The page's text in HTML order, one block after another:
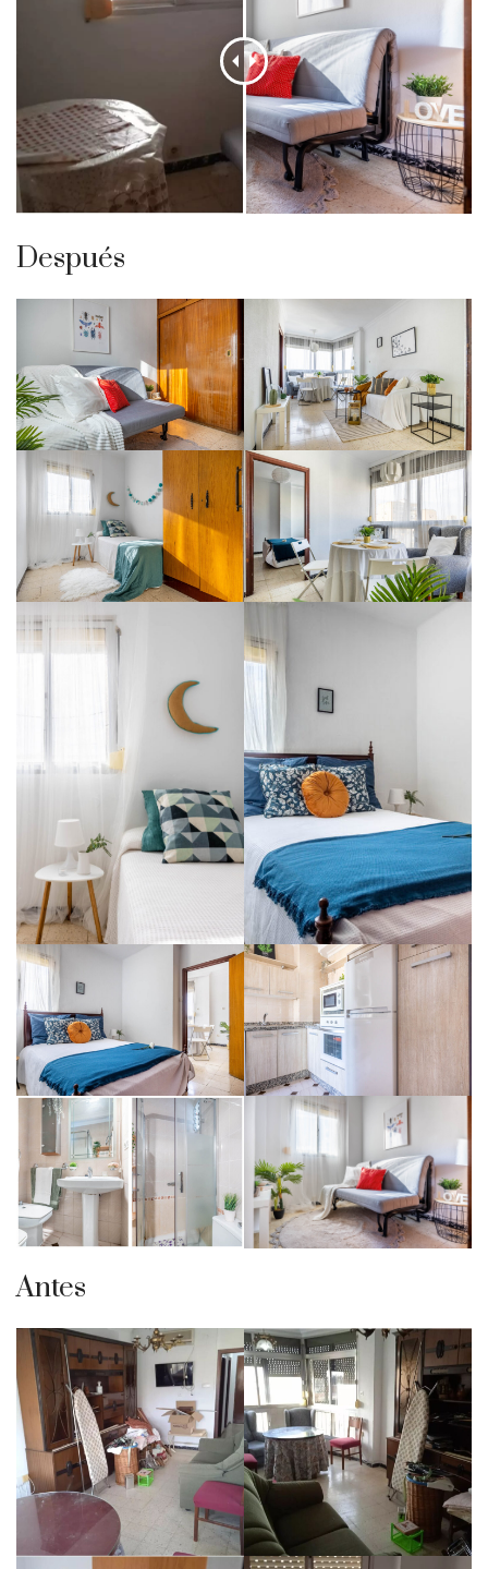
Después
Antes